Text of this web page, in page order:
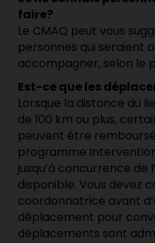
faire?
Le CMAQ peut vous
personnes qui seraient
accompagner, selon le
Est-ce que les
Lorsque la distance du
de 100 km ou plus,
peuvent être
programme
jusqu’à concurrence de
disponible. Vous devez
coordonnatrice avant
déplacement pour
déplacements sont